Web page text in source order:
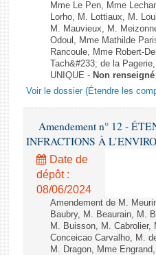
Mme Le Pen, Mme
Lorho, M. Lottiaux, M.
M. Mauvieux, M.
Odoul, Mme Mathilde
Rancoule, Mme Robert-
Tach&#233; de la
UNIQUE - Non renseigné
Voir le dossier (Étendre les
Amendement n° 12 -
INFRACTIONS À
Date de
dépôt :
08/06/2024
Amendement de M.
Baubry, M. Beaurain, M.
M. Buisson, M. Cabrolier,
Conceicao Carvalho, M.
M. Dragon, Mme